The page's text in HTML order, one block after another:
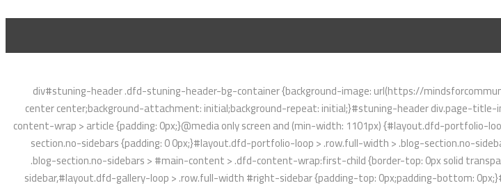
div#stuning-header .dfd-stuning-header-bg-container {background-image: url(https://
center center;background-attachment: initial;background-repeat: initial;}#stuning-header div.page-
content-wrap > article {padding: 0px;}@media only screen and (min-width: 1101px) {#layout.dfd-
section.no-sidebars {padding: 0 0px;}#layout.dfd-portfolio-loop > .row.full-width > .blog-section.no-
.blog-section.no-sidebars > #main-content > .dfd-content-wrap:first-child {border-top: 0px solid
sidebar,#layout.dfd-gallery-loop > .row.full-width #right-sidebar {padding-top: 0px;padding-bottom: